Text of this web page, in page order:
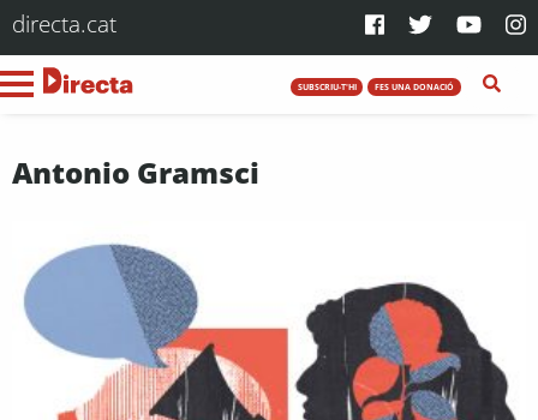
directa.cat
SUBSCRIU-T'HI FES UNA DONACIÓ
Antonio Gramsci